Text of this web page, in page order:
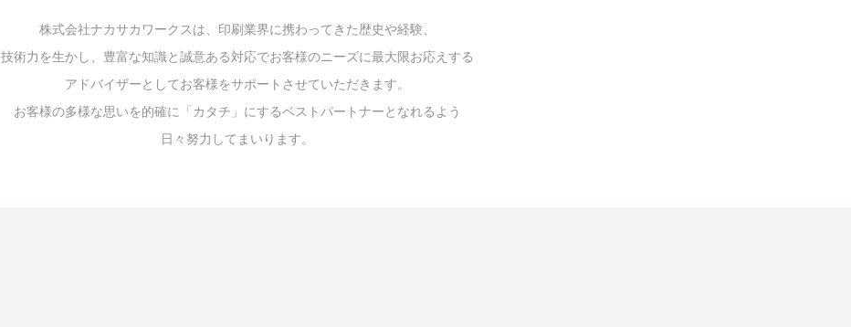
株式会社ナカサカワークスは、印刷業界に携わってきた歴史や経験、
技術力を生かし、豊富な知識と誠意ある対応でお客様のニーズに最大限お応えする
アドバイザーとしてお客様をサポートさせていただきます。
お客様の多様な思いを的確に「カタチ」にするベストパートナーとなれるよう
日々努力してまいります。